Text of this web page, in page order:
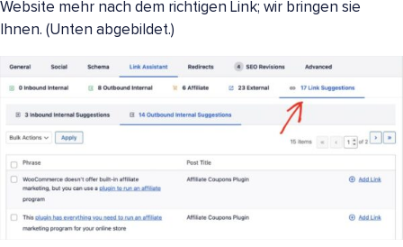
Website mehr nach dem richtigen Link; wir bringen sie
Ihnen. (Unten abgebildet.)